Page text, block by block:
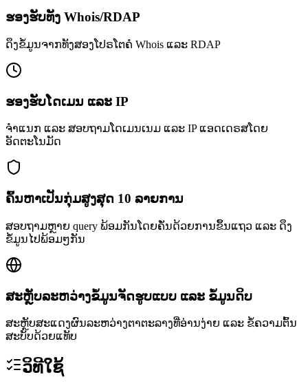
ຮອງຮັບທັງ Whois/RDAP
ດຶງຂໍ້ມູນຈາກທັງສອງໂປຣໂຕຄໍ Whois ແລະ RDAP
ຮອງຮັບໂດເມນ ແລະ IP
ຈຳແນກ ແລະ ສອບຖາມໂດເມນເນມ ແລະ IP ແອດເດຣສໂດຍ
ອັດຕະໂນມັດ
ຄົ້ນຫາເປັນກຸ່ມສູງສຸດ 10 ລາຍການ
ສອບຖາມຫຼາຍ query ພ້ອມກັນໂດຍຄັ່ນດ້ວຍການຂຶ້ນແຖວ ແລະ ດຶງ
ຂໍ້ມູນໄປພ້ອມໆກັນ
ສະຫຼັບລະຫວ່າງຂໍ້ມູນຈັດຮູບແບບ ແລະ ຂໍ້ມູນດິບ
ສະຫຼັບສະແດງຜົນລະຫວ່າງຕາຕະລາງທີ່ອ່ານງ່າຍ ແລະ ຂໍ້ຄວາມຕົ້ນ
ສະບັບດ້ວຍແທັບ
ວິທີໃຊ້